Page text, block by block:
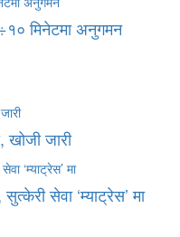
मिनेटमा अनुगमन
खोजी जारी
सेवा ‘म्याट्रेस’ मा